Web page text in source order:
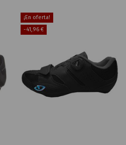
¡En oferta!
-41,96 €